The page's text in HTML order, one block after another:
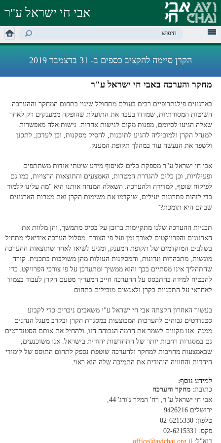
לתוכן
העיקרי
אבי חי ישראל ע"ר
מילות מפתח לחיפוש
הקרן סיימה להקציב כספים ב- 31 בדצמבר 2019
מחקר והערכה באבי חי ישראל ע"ר
בארגונים פילנתרופיים רבים בעולם מתחולל שינוי בתחום המחקר וההערכה.
השיטות המסורתיות, שמדדו בעבר את התועלת שהופקה ממענקים רק לאחר
שאלה הגיעו לסיומם, מפנות מקום לגישות אחרות. גישות אלה מאפשרות
למנהל הקרן ולמוביליה להגיע לתובנות, להסיק מסקנות, וכן לעדכן, לתכנן
ולשפר את הנעשה עוד במהלך תקופת המענק.
אבי חי ישראל ע"ר מספקת כלים לאיסוף מידע שיטתי אודות משתתפים
ופעילויות, וכן כלים להגדרת המטרות, האמצעים והתוצאות הרצויות, כמו גם
לפיקוח שוטף, למדידה ולהערכה. השאלה המנחה אותנו היא "מה עלינו ללמוד
כדי לזהות פתרונות יעילים, שיקדמו את משימות הקרן ואת מטרות הארגונים
שבהם היא תומכת?"
תכניות ההערכה שלנו מתקיימות ברובן על בסיס מתמשך, והן מלוות את
הארגונים והפרויקטים לאורך זמן ועל פי הצורך. מסלול הערכה אידיאלי מתחיל
בשלבים המוקדמים של תקופת המענק, ומגיע לשיאו לאחר שתוצאות ההערכה
מוגשות, מתבהרות ונדונות, והמסקנות העולות מהן משולבות בתכנית. קורה
שהתהליך אינו מסתיים בכך והוא ממשיך ומתעדכן על פי צורכי הפרויקט. כדי
להבטיח למידה בהתבסס על ההערכה חייב המעריך מטעם הקרן לעבוד בצמוד
לאחראי על התכניות בקרן ולאנשים מובילים בתחום.
בעשור האחרון הקצתה אבי חי ישראל ע"י משאבים ניכרים כדי לקבוע
סטנדרטים גבוהים להערכות המבוצעות במסגרת הקרן ובקרב מעגל הנהנים
ממנה. אנו מקווים לשמר את הרמה הגבוהה הזו, ולהחיל את אותם הסטנדרטים
גם במסגרות רחבות יותר של התחדשות יהודית בישראל. אנו משוכנעים,
שבאמצעות מחויבות למחקר ולהערכה שוטפת נספק לתחום התוסס של לימודי
היהדות והחוויה היהודית את התמיכה שלה הוא ראוי.
למידע נוסף:
כתובת: מחקר והערכה
אבי חי ישראל ע"ר, רח' המלך ג'ורג' 44,
ירושלים 9426216.
טלפון: 02-6215330
פקס: 02-6215331
דוא"ל: office@avichai.org.il